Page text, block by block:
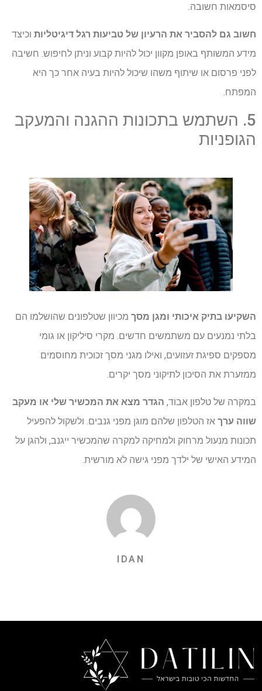
סיסמאות חשובה.
חשוב גם להסביר את הרעיון של טביעות רגל דיגיטליות וכיצד
מידע המשותף באופן מקוון יכול להיות קבוע וניתן לחיפוש. חשיבה
לפני פרסום או שיתוף משהו שיכול להיות בעיה אחר כך היא
המפתח.
5. השתמש בתכונות ההגנה והמעקב
הגופניות
השקיעו בתיק איכותי ומגן מסך מכיוון שטלפונים שהושלמו הם
בלתי נמנעים עם משתמשים חדשים. מקרי סיליקון או גומי
מספקים ספיגת זעזועים, ואילו מגני מסך זכוכית מחוסמים
ממזערת את הסיכון לתיקוני מסך יקרים.
במקרה של טלפון אבוד, הגדר מצא את המכשיר שלי או מעקב
שווה ערך אז הטלפון שלהם מוגן מפני גנבים. ולשקול להפעיל
תכונות מנעול מרחוק ולמחיקה למקרה שהמכשיר ייגנב, ולהגן על
המידע האישי של ילדך מפני גישה לא מורשית.
IDAN